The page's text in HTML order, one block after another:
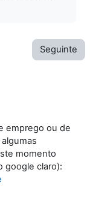
Seguinte
emprego ou de
momento
google claro):